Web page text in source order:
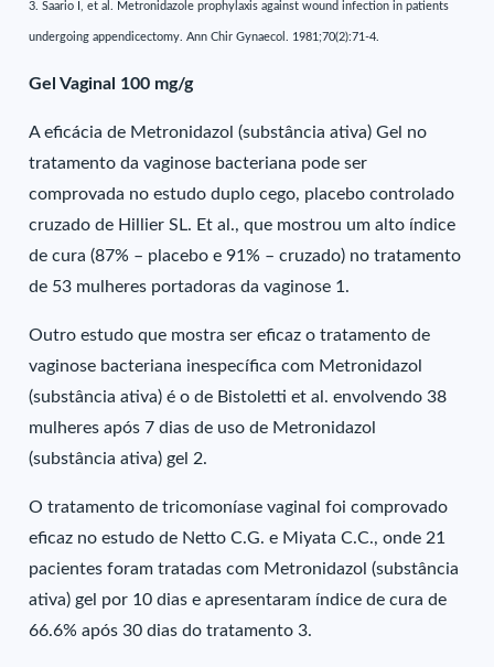
3. Saario I, et al. Metronidazole prophylaxis against wound infection in patients
undergoing appendicectomy. Ann Chir Gynaecol. 1981;70(2):71-4.
Gel Vaginal 100 mg/g
A eficácia de Metronidazol (substância ativa) Gel no
tratamento da vaginose bacteriana pode ser
comprovada no estudo duplo cego, placebo controlado
cruzado de Hillier SL. Et al., que mostrou um alto índice
de cura (87% – placebo e 91% – cruzado) no tratamento
de 53 mulheres portadoras da vaginose 1.
Outro estudo que mostra ser eficaz o tratamento de
vaginose bacteriana inespecífica com Metronidazol
(substância ativa) é o de Bistoletti et al. envolvendo 38
mulheres após 7 dias de uso de Metronidazol
(substância ativa) gel 2.
O tratamento de tricomoníase vaginal foi comprovado
eficaz no estudo de Netto C.G. e Miyata C.C., onde 21
pacientes foram tratadas com Metronidazol (substância
ativa) gel por 10 dias e apresentaram índice de cura de
66.6% após 30 dias do tratamento 3.